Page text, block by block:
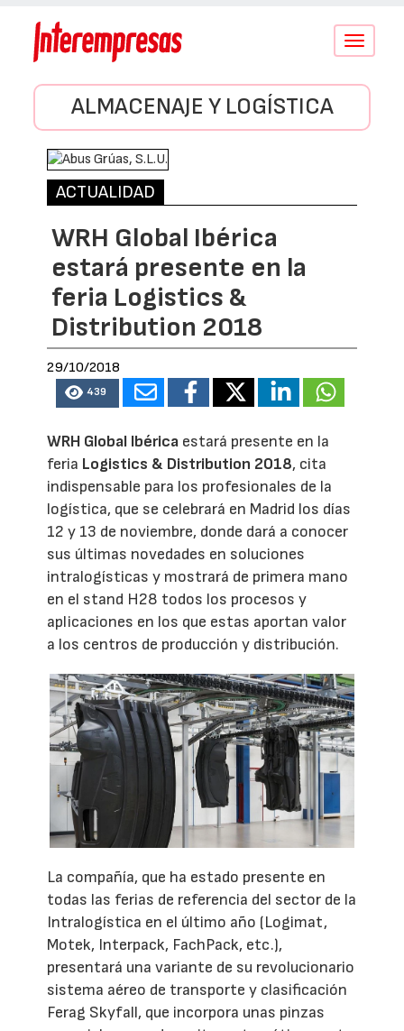
Conmutar
ALMACENAJE Y LOGÍSTICA
ACTUALIDAD
WRH Global Ibérica
estará presente en la
feria Logistics &
Distribution 2018
29/10/2018
439
WRH Global Ibérica estará presente en la
feria Logistics & Distribution 2018, cita
indispensable para los profesionales de la
logística, que se celebrará en Madrid los días
12 y 13 de noviembre, donde dará a conocer
sus últimas novedades en soluciones
intralogísticas y mostrará de primera mano
en el stand H28 todos los procesos y
aplicaciones en los que estas aportan valor
a los centros de producción y distribución.
La compañía, que ha estado presente en
todas las ferias de referencia del sector de la
Intralogística en el último año (Logimat,
Motek, Interpack, FachPack, etc.),
presentará una variante de su revolucionario
sistema aéreo de transporte y clasificación
Ferag Skyfall, que incorpora unas pinzas